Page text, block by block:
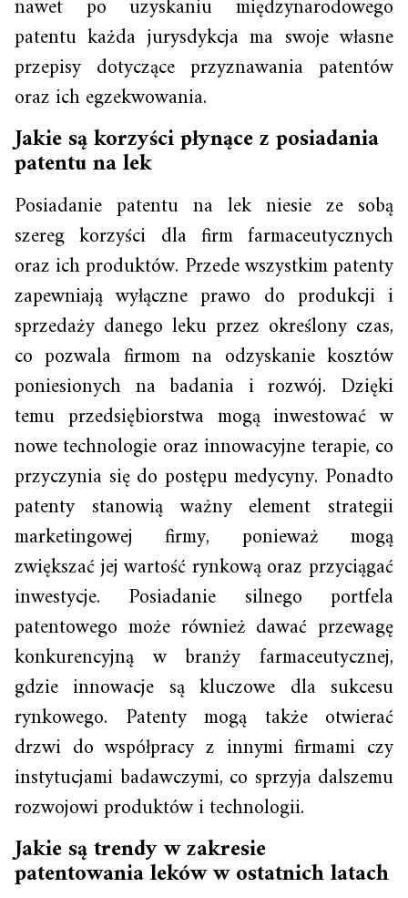
nawet po uzyskaniu międzynarodowego
patentu każda jurysdykcja ma swoje własne
przepisy dotyczące przyznawania patentów
oraz ich egzekwowania.
Jakie są korzyści płynące z posiadania
patentu na lek
Posiadanie patentu na lek niesie ze sobą
szereg korzyści dla firm farmaceutycznych
oraz ich produktów. Przede wszystkim patenty
zapewniają wyłączne prawo do produkcji i
sprzedaży danego leku przez określony czas,
co pozwala firmom na odzyskanie kosztów
poniesionych na badania i rozwój. Dzięki
temu przedsiębiorstwa mogą inwestować w
nowe technologie oraz innowacyjne terapie, co
przyczynia się do postępu medycyny. Ponadto
patenty stanowią ważny element strategii
marketingowej firmy, ponieważ mogą
zwiększać jej wartość rynkową oraz przyciągać
inwestycje. Posiadanie silnego portfela
patentowego może również dawać przewagę
konkurencyjną w branży farmaceutycznej,
gdzie innowacje są kluczowe dla sukcesu
rynkowego. Patenty mogą także otwierać
drzwi do współpracy z innymi firmami czy
instytucjami badawczymi, co sprzyja dalszemu
rozwojowi produktów i technologii.
Jakie są trendy w zakresie
patentowania leków w ostatnich latach